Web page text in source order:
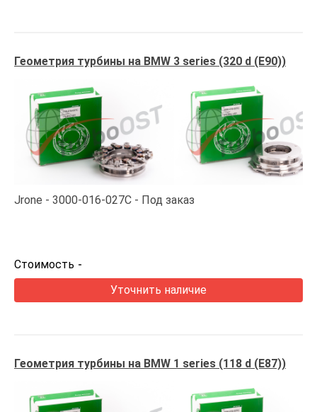
Геометрия турбины на BMW 3 series (320 d (E90))
Jrone 3000-016-027C Под заказ
Стоимость -
Уточнить наличие
Геометрия турбины на BMW 1 series (118 d (E87))